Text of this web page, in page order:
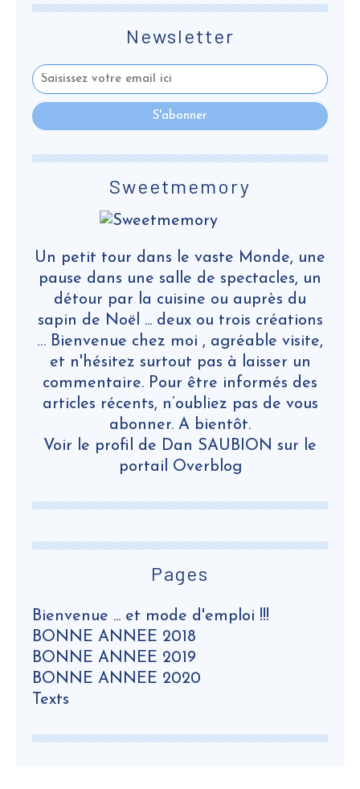
Newsletter
Pages
Bienvenue ... et mode d'emploi !!!
BONNE ANNEE 2018
BONNE ANNEE 2019
BONNE ANNEE 2020
Texts
Sweetmemory
Un petit tour dans le vaste Monde, une
pause dans une salle de spectacles, un
détour par la cuisine ou auprès du
sapin de Noël ... deux ou trois créations
… Bienvenue chez moi , agréable visite,
et n'hésitez surtout pas à laisser un
commentaire. Pour être informés des
articles récents, n’oubliez pas de vous
abonner. A bientôt.
Voir le profil de Dan SAUBION sur le
portail Overblog